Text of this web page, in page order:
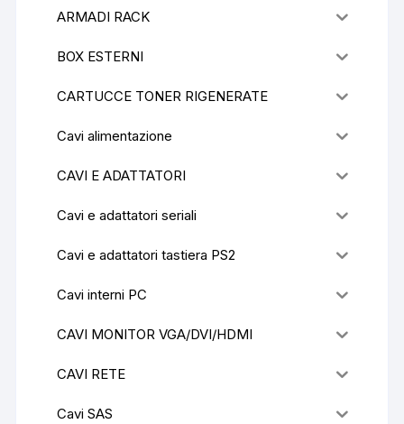
ARMADI RACK
BOX ESTERNI
CARTUCCE TONER RIGENERATE
Cavi alimentazione
CAVI E ADATTATORI
Cavi e adattatori seriali
Cavi e adattatori tastiera PS2
Cavi interni PC
CAVI MONITOR VGA/DVI/HDMI
CAVI RETE
Cavi SAS